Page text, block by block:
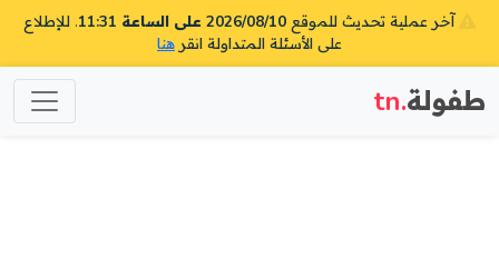
آخر عملية تحديث للموقع 2026/08/10 على الساعة 11:31
. للإطلاع
على الأسئلة المتداولة انقر هنا
طفولة.tn